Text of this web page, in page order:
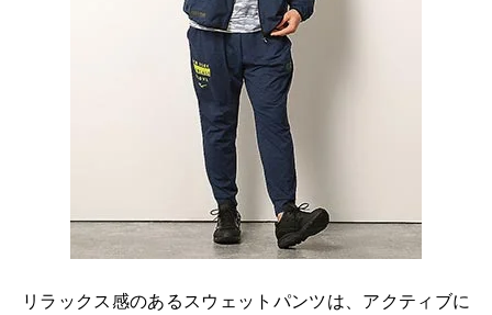
リラックス感のあるスウェットパンツは、アクティブに